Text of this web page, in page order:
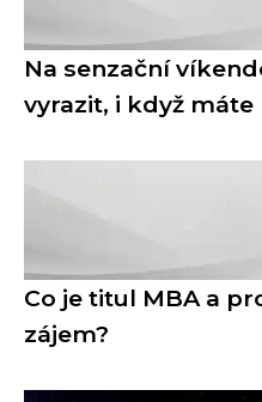
Na senzační
vyrazit, i když
Co je titul MBA a
zájem?